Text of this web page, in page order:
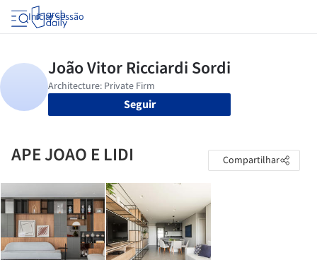
Iniciar sessão
Seguir
APE JOAO E LIDI Compartilhar